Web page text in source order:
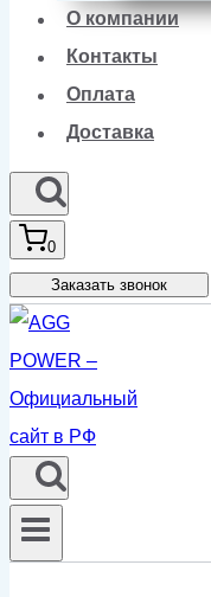
О компании
Контакты
Оплата
Доставка
0
Заказать звонок